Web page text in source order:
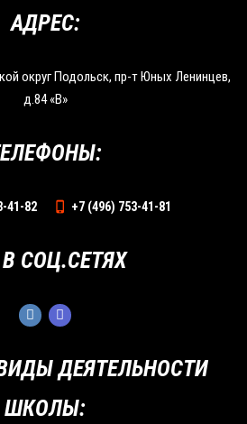
ДЕЯТЕЛЬНОСТИ
ШКОЛЫ:
АДРЕС:
округ Подольск, пр-т Юных Ленинцев,
д.84 «В»
41-82 +7 (496) 753-41-81
СОЦ.СЕТЯХ